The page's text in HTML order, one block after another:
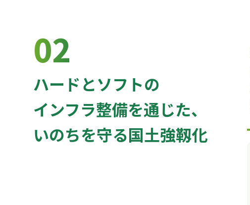
02
ハードとソフトの
インフラ整備を通じた、
いのちを守る国土強靱化